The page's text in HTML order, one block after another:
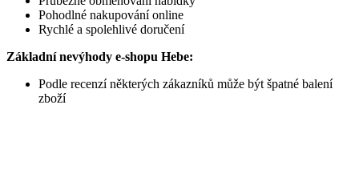
Pohodlné nakupování online
Rychlé a spolehlivé doručení
Základní nevýhody e-shopu Hebe:
Podle recenzí některých zákazníků může být špatné balení
zboží